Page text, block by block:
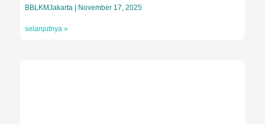
BBLKMJakarta November 17, 2025
selanjutnya »